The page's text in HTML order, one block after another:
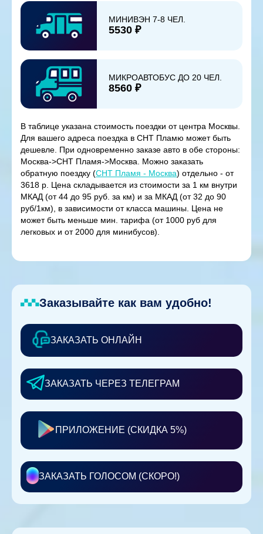
МИНИВЭН 7-8 ЧЕЛ.
5530 ₽
МИКРОАВТОБУС ДО 20 ЧЕЛ.
8560 ₽
В таблице указана стоимость поездки от центра Москвы.
Для вашего адреса поездка в СНТ Пламю может быть
дешевле. При одновременно заказе авто в обе стороны:
Москва->СНТ Пламя->Москва. Можно заказать
обратную поездку (СНТ Пламя - Москва) отдельно - от
3618 р. Цена складывается из стоимости за 1 км внутри
МКАД (от 44 до 95 руб. за км) и за МКАД (от 32 до 90
руб/1км), в зависимости от класса машины. Цена не
может быть меньше мин. тарифа (от 1000 руб для
легковых и от 2000 для минибусов).
Заказывайте как вам удобно!
ЗАКАЗАТЬ ОНЛАЙН
ЗАКАЗАТЬ ЧЕРЕЗ ТЕЛЕГРАМ
ПРИЛОЖЕНИЕ (СКИДКА 5%)
ЗАКАЗАТЬ ГОЛОСОМ (СКОРО!)